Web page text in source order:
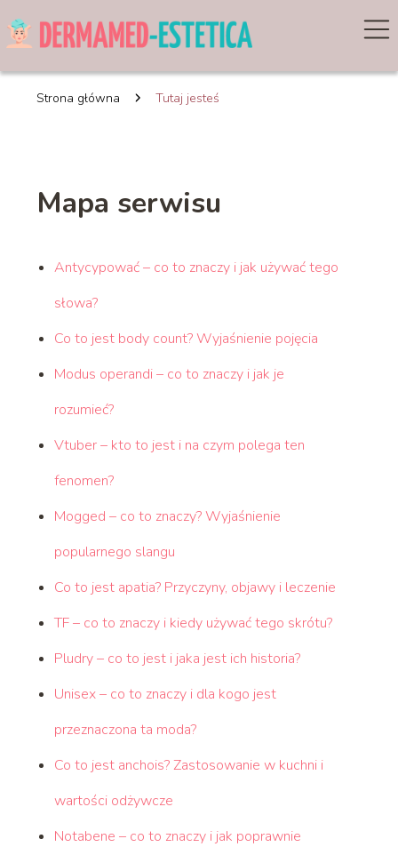
Strona główna Tutaj jesteś
Mapa serwisu
Antycypować – co to znaczy i jak używać tego
słowa?
Co to jest body count? Wyjaśnienie pojęcia
Modus operandi – co to znaczy i jak je
rozumieć?
Vtuber – kto to jest i na czym polega ten
fenomen?
Mogged – co to znaczy? Wyjaśnienie
popularnego slangu
Co to jest apatia? Przyczyny, objawy i leczenie
TF – co to znaczy i kiedy używać tego skrótu?
Pludry – co to jest i jaka jest ich historia?
Unisex – co to znaczy i dla kogo jest
przeznaczona ta moda?
Co to jest anchois? Zastosowanie w kuchni i
wartości odżywcze
Notabene – co to znaczy i jak poprawnie